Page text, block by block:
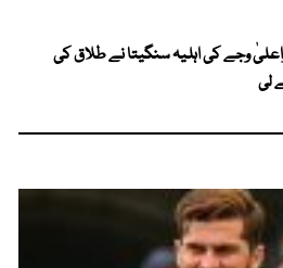
وجے کی اہلیہ سنگیتا نے طلاق کی
لی